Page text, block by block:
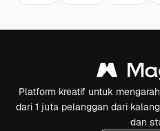
Platform kreatif untuk
dari 1 juta pelanggan dari
dan